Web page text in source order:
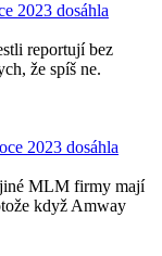
2023 dosáhla
reportují bez
že spíš ne.
2023 dosáhla
jiné MLM firmy mají
když Amway